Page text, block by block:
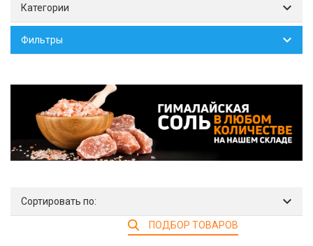
Категории
Фильтры
Сортировать по:
ПОДБОР ТОВАРОВ